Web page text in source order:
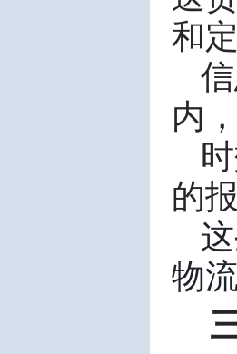
和
内
的
物